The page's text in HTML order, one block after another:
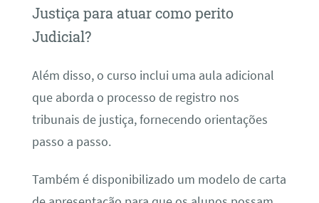
Justiça para atuar como perito
Judicial?
Além disso, o curso inclui uma aula adicional
que aborda o processo de registro nos
tribunais de justiça, fornecendo orientações
passo a passo.
Também é disponibilizado um modelo de carta